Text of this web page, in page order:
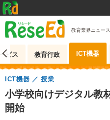
教育業界ニュース
ビス 教育行政 ICT機器
小学校向けデジタル教
開始
ICT機器 授業